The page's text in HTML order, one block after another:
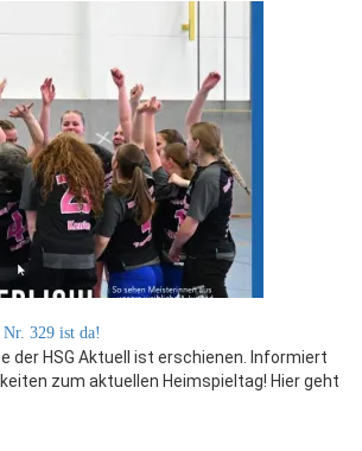
329 ist da!
der HSG Aktuell ist erschienen. Informiert
zum aktuellen Heimspieltag! Hier geht